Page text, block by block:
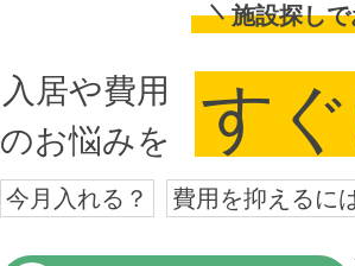
施設探し
入居や費用
のお悩みを
す
今月入れる？ 費用を抑えるに